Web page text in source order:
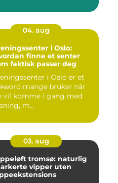
04. aug
i Oslo:
finne et senter
faktisk passer deg
i Oslo er et
mange bruker når
vil komme i gang med
m...
03. aug
tromsø: naturlig
vipper uten